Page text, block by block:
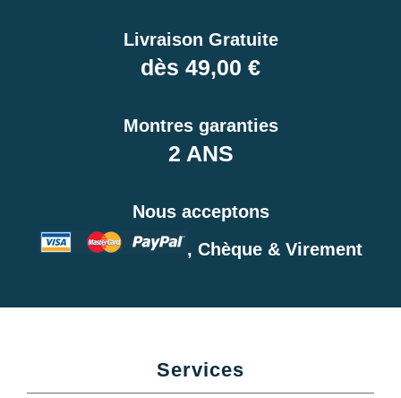
Livraison Gratuite
dès 49,00 €
Montres garanties
2 ANS
Nous acceptons
, Chèque & Virement
Services